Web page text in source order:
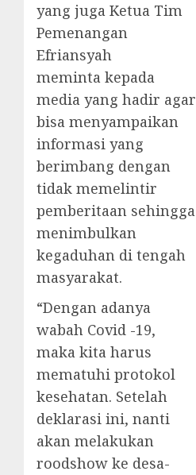
yang juga Ketua Tim
Pemenangan
Efriansyah
meminta kepada
media yang hadir agar
bisa menyampaikan
informasi yang
berimbang dengan
tidak memelintir
pemberitaan sehingga
menimbulkan
kegaduhan di tengah
masyarakat.
“Dengan adanya
wabah Covid -19,
maka kita harus
mematuhi protokol
kesehatan. Setelah
deklarasi ini, nanti
akan melakukan
roodshow ke desa-